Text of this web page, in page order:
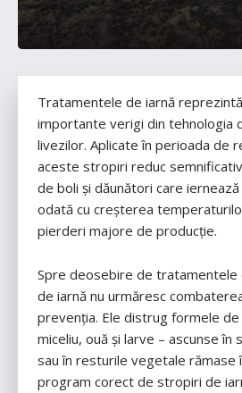
Tratamentele de iarnă
importante verigi din tehnologia
livezilor. Aplicate în perioada de
aceste stropiri reduc
de boli și dăunători care
odată cu creșterea
pierderi majore de producție.
Spre deosebire de tratamentele
de iarnă nu urmăresc
prevenția. Ele distrug formele
miceliu, ouă și larve – ascunse în
sau în resturile vegetale rămase
program corect de stropiri de